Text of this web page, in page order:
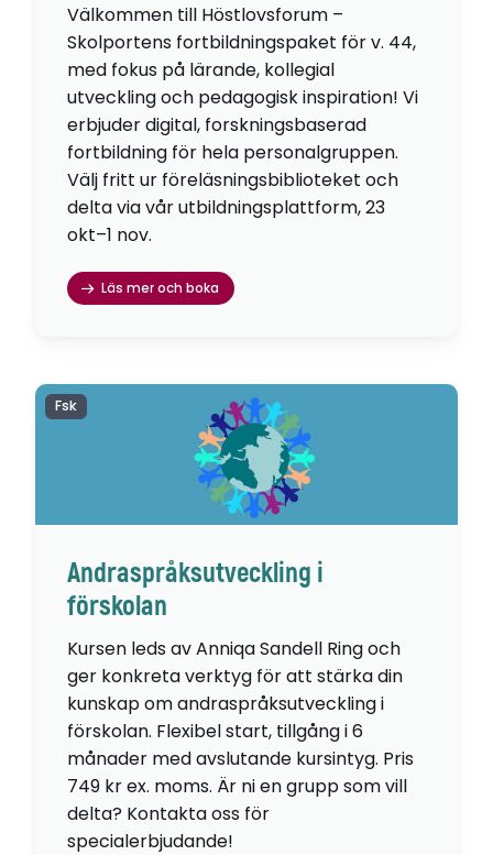
Välkommen till Höstlovsforum –
Skolportens fortbildningspaket för v. 44,
med fokus på lärande, kollegial
utveckling och pedagogisk inspiration! Vi
erbjuder digital, forskningsbaserad
fortbildning för hela personalgruppen.
Välj fritt ur föreläsningsbiblioteket och
delta via vår utbildningsplattform, 23
okt–1 nov.
Läs mer och boka
Andraspråksutveckling i
förskolan
Kursen leds av Anniqa Sandell Ring och
ger konkreta verktyg för att stärka din
kunskap om andraspråksutveckling i
förskolan. Flexibel start, tillgång i 6
månader med avslutande kursintyg. Pris
749 kr ex. moms. Är ni en grupp som vill
delta? Kontakta oss för
specialerbjudande!
Fsk